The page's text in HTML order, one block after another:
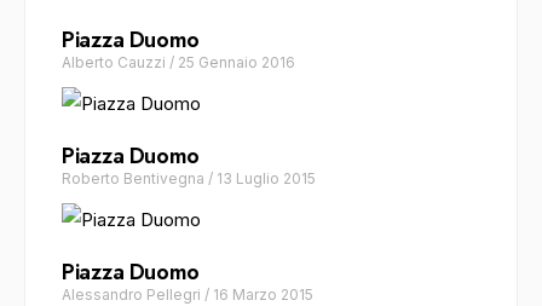
Piazza Duomo
Alberto Cauzzi / 25 Gennaio 2016
Piazza Duomo
Roberto Bentivegna / 13 Luglio 2015
Piazza Duomo
Alessandro Pellegri / 16 Marzo 2015